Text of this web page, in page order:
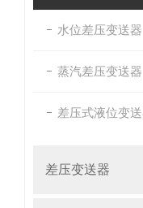
水位差压变送器
蒸汽差压变送器
差压式液位变
差压变送器